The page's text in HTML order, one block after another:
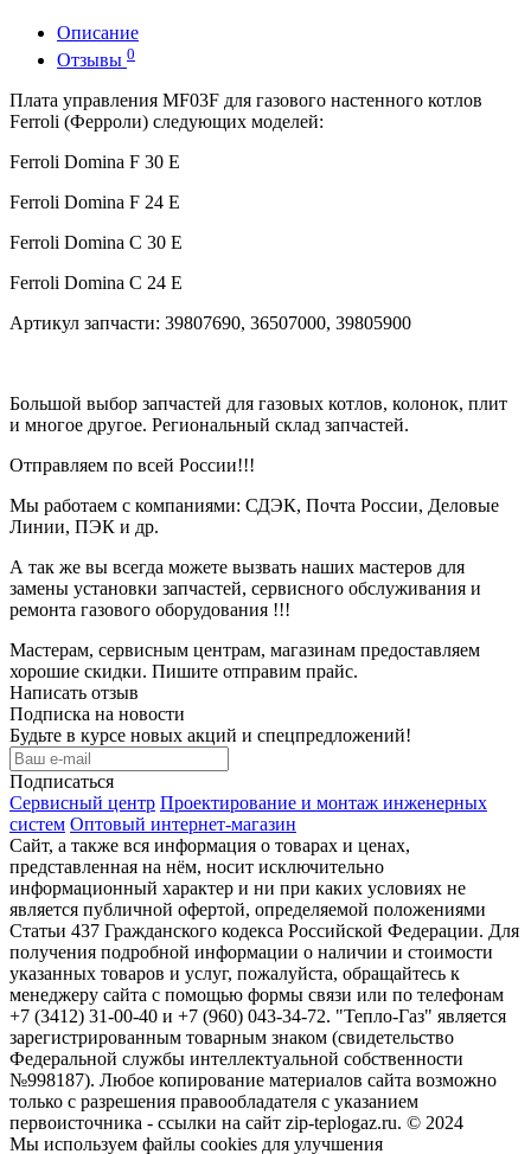
Описание
Отзывы 0
Плата управления MF03F для газового настенного котлов
Ferroli (Ферроли) следующих моделей:
Ferroli Domina F 30 E
Ferroli Domina F 24 E
Ferroli Domina C 30 E
Ferroli Domina C 24 E
Артикул запчасти: 39807690, 36507000, 39805900
Большой выбор запчастей для газовых котлов, колонок, плит
и многое другое. Региональный склад запчастей.
Отправляем по всей России!!!
Мы работаем с компаниями: СДЭК, Почта России, Деловые
Линии, ПЭК и др.
А так же вы всегда можете вызвать наших мастеров для
замены установки запчастей, сервисного обслуживания и
ремонта газового оборудования !!!
Мастерам, сервисным центрам, магазинам предоставляем
хорошие скидки. Пишите отправим прайс.
Написать отзыв
Подписка на новости
Будьте в курсе новых акций и спецпредложений!
Подписаться
Сервисный центр Проектирование и монтаж инженерных
систем Оптовый интернет-магазин
Сайт, а также вся информация о товарах и ценах,
представленная на нём, носит исключительно
информационный характер и ни при каких условиях не
является публичной офертой, определяемой положениями
Статьи 437 Гражданского кодекса Российской Федерации. Для
получения подробной информации о наличии и стоимости
указанных товаров и услуг, пожалуйста, обращайтесь к
менеджеру сайта с помощью формы связи или по телефонам
+7 (3412) 31-00-40 и +7 (960) 043-34-72. "Тепло-Газ" является
зарегистрированным товарным знаком (свидетельство
Федеральной службы интеллектуальной собственности
№998187). Любое копирование материалов сайта возможно
только с разрешения правообладателя с указанием
первоисточника - ссылки на сайт zip-teplogaz.ru. © 2024
Мы используем файлы сookies для улучшения